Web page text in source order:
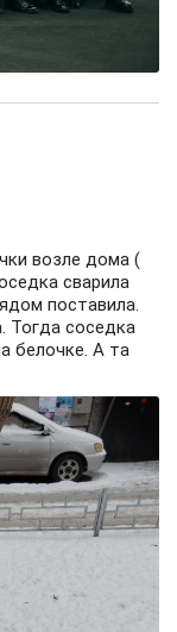
возле дома (
сварила
поставила.
Тогда соседка
белочке. А та